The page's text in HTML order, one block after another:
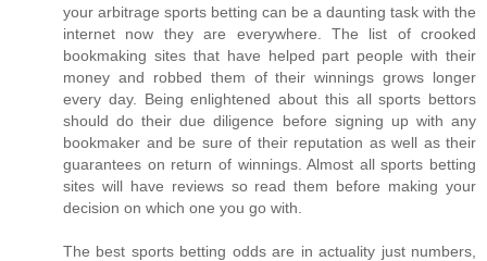
your arbitrage sports betting can be a daunting task with the
internet now they are everywhere. The list of crooked
bookmaking sites that have helped part people with their
money and robbed them of their winnings grows longer
every day. Being enlightened about this all sports bettors
should do their due diligence before signing up with any
bookmaker and be sure of their reputation as well as their
guarantees on return of winnings. Almost all sports betting
sites will have reviews so read them before making your
decision on which one you go with.
The best sports betting odds are in actuality just numbers,